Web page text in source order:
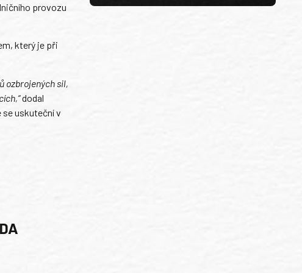
provozu
který je při
ozbrojených sil,
dodal
uskuteční v